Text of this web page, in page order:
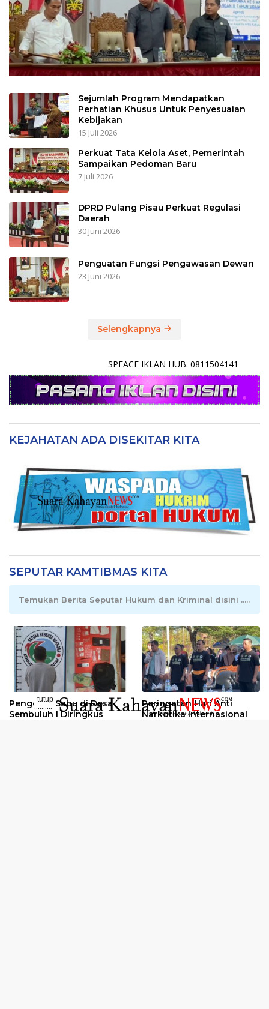
Sejumlah Program Mendapatkan
Perhatian Khusus Untuk Penyesuaian
Kebijakan
15 Juli 2026
Perkuat Tata Kelola Aset, Pemerintah
Sampaikan Pedoman Baru
7 Juli 2026
DPRD Pulang Pisau Perkuat Regulasi
Daerah
30 Juni 2026
Penguatan Fungsi Pengawasan Dewan
23 Juni 2026
Selengkapnya
SPEACE IKLAN HUB. 0811504141
KEJAHATAN ADA DISEKITAR KITA
SEPUTAR KAMTIBMAS KITA
Temukan Berita Seputar Hukum dan Kriminal disini .....
Pengedar Sabu di Desa
Sembuluh I Diringkus
Peringatan Hari Anti
Narkotika Internasional
tutup
..........